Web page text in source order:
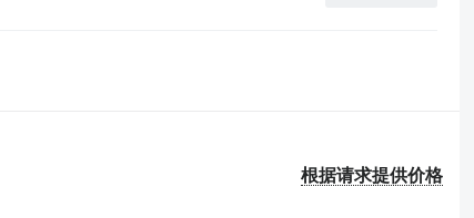
根据请求提供价格